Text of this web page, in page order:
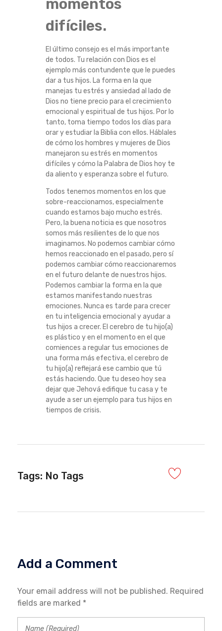
momentos
difíciles.
El último consejo es el más importante
de todos. Tu relación con Dios es el
ejemplo más contundente que le puedes
dar a tus hijos. La forma en la que
manejas tu estrés y ansiedad al lado de
Dios no tiene precio para el crecimiento
emocional y espiritual de tus hijos. Por lo
tanto, toma tiempo todos los días para
orar y estudiar la Biblia con ellos. Háblales
de cómo los hombres y mujeres de Dios
manejaron su estrés en momentos
difíciles y cómo la Palabra de Dios hoy te
da aliento y esperanza sobre el futuro.
Todos tenemos momentos en los que
sobre-reaccionamos, especialmente
cuando estamos bajo mucho estrés.
Pero, la buena noticia es que nosotros
somos más resilientes de lo que nos
imaginamos. No podemos cambiar cómo
hemos reaccionado en el pasado, pero sí
podemos cambiar cómo reaccionaremos
en el futuro delante de nuestros hijos.
Podemos cambiar la forma en la que
estamos manifestando nuestras
emociones. Nunca es tarde para crecer
en tu inteligencia emocional y ayudar a
tus hijos a crecer. El cerebro de tu hijo(a)
es plástico y en el momento en el que
comiences a regular tus emociones de
una forma más efectiva, el cerebro de
tu hijo(a) reflejará ese cambio que tú
estás haciendo. Que tu deseo hoy sea
dejar que Jehová edifique tu casa y te
ayude a ser un ejemplo para tus hijos en
tiempos de crisis.
Tags: No Tags
Add a Comment
Your email address will not be published. Required
fields are marked *